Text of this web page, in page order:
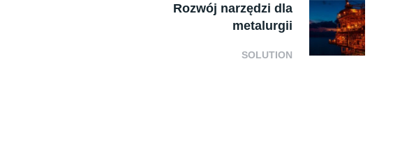
Rozwój narzędzi dla
metalurgii
SOLUTION